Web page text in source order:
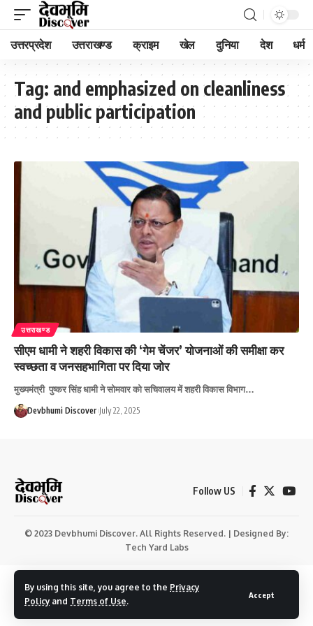
By using this site, you agree to the Privacy
Policy and Terms of Use.
Accept
उत्तरप्रदेश उत्तराखण्ड क्राइम खेल दुनिया देश धर्म
Tag: and emphasized on cleanliness
and public participation
उत्तराखण्ड
सीएम धामी ने शहरी विकास की ‘गेम चेंजर’ योजनाओं की समीक्षा कर
स्वच्छता व जनसहभागिता पर दिया जोर
मुख्यमंत्री पुष्कर सिंह धामी ने सोमवार को सचिवालय में शहरी विकास विभाग…
Devbhumi Discover July 22, 2025
Follow US
© 2023 Devbhumi Discover. All Rights Reserved. | Designed By:
Tech Yard Labs